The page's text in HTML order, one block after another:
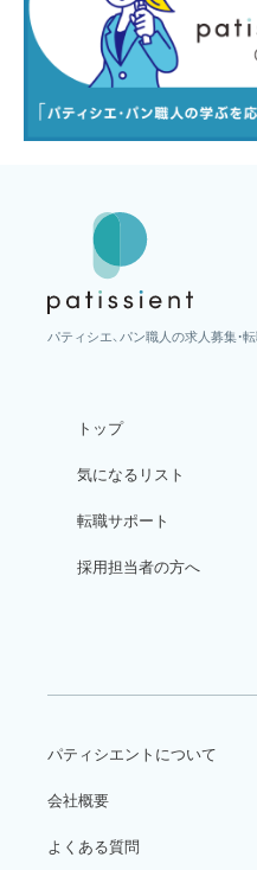
パティシエ、パン職人の求人募集・
トップ
気になるリスト
転職サポート
採用担当者の方へ
パティシエントについて
会社概要
よくある質問